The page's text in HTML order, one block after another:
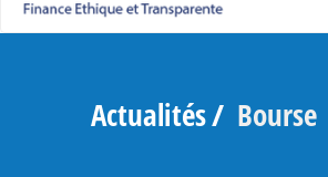
Actualités Bourse